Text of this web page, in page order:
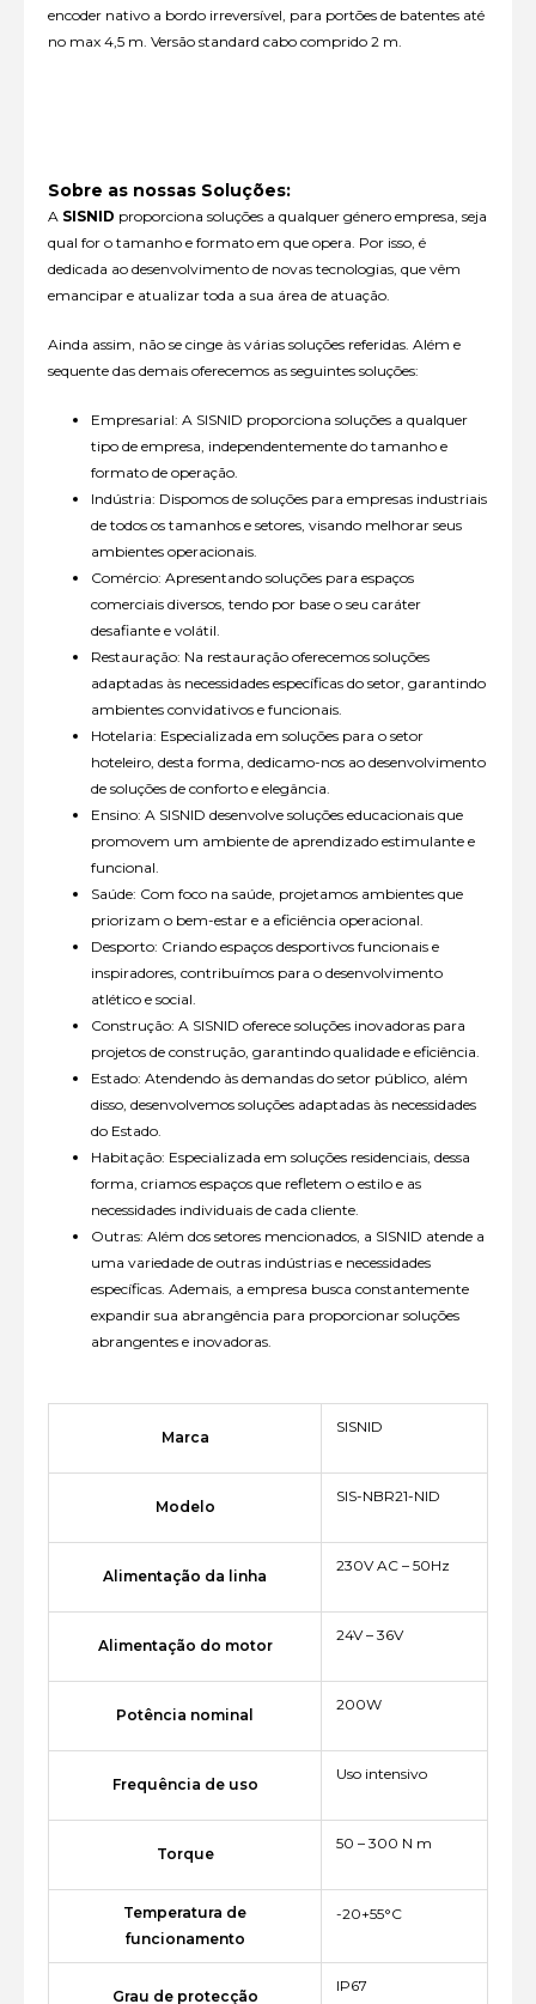
encoder nativo a bordo irreversível, para portões de batentes até
no max 4,5 m. Versão standard cabo comprido 2 m.
Sobre as nossas Soluções:
A SISNID proporciona soluções a qualquer género empresa, seja
qual for o tamanho e formato em que opera. Por isso, é
dedicada ao desenvolvimento de novas tecnologias, que vêm
emancipar e atualizar toda a sua área de atuação.
Ainda assim, não se cinge às várias soluções referidas. Além e
sequente das demais oferecemos as seguintes soluções:
Empresarial: A SISNID proporciona soluções a qualquer
tipo de empresa, independentemente do tamanho e
formato de operação.
Indústria: Dispomos de soluções para empresas industriais
de todos os tamanhos e setores, visando melhorar seus
ambientes operacionais.
Comércio: Apresentando soluções para espaços
comerciais diversos, tendo por base o seu caráter
desafiante e volátil.
Restauração: Na restauração oferecemos soluções
adaptadas às necessidades específicas do setor, garantindo
ambientes convidativos e funcionais.
Hotelaria: Especializada em soluções para o setor
hoteleiro, desta forma, dedicamo-nos ao desenvolvimento
de soluções de conforto e elegância.
Ensino: A SISNID desenvolve soluções educacionais que
promovem um ambiente de aprendizado estimulante e
funcional.
Saúde: Com foco na saúde, projetamos ambientes que
priorizam o bem-estar e a eficiência operacional.
Desporto: Criando espaços desportivos funcionais e
inspiradores, contribuímos para o desenvolvimento
atlético e social.
Construção: A SISNID oferece soluções inovadoras para
projetos de construção, garantindo qualidade e eficiência.
Estado: Atendendo às demandas do setor público, além
disso, desenvolvemos soluções adaptadas às necessidades
do Estado.
Habitação: Especializada em soluções residenciais, dessa
forma, criamos espaços que refletem o estilo e as
necessidades individuais de cada cliente.
Outras: Além dos setores mencionados, a SISNID atende a
uma variedade de outras indústrias e necessidades
específicas. Ademais, a empresa busca constantemente
expandir sua abrangência para proporcionar soluções
abrangentes e inovadoras.
Marca
SISNID
Modelo
SIS-NBR21-NID
Alimentação da linha
230V AC – 50Hz
Alimentação do motor
24V – 36V
Potência nominal
200W
Frequência de uso
Uso intensivo
Torque
50 – 300 N m
Temperatura de
funcionamento
-20+55°C
Grau de protecção
IP67